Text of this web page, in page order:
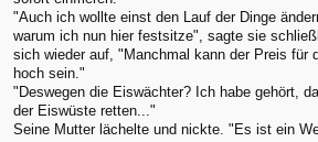
"Auch ich wollte einst den Lauf der Dinge
warum ich nun hier festsitze", sagte sie
sich wieder auf, "Manchmal kann der Preis für
hoch sein."
"Deswegen die Eiswächter? Ich habe gehört,
der Eiswüste retten..."
Seine Mutter lächelte und nickte. "Es ist ein